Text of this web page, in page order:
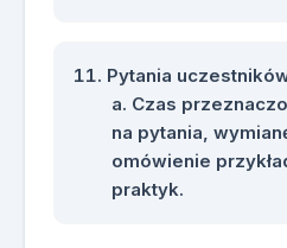
Pytania
Czas
na pytania,
omówienie
praktyk.